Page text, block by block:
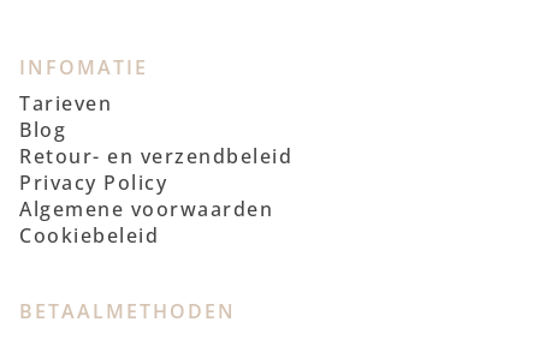
INFOMATIE
Tarieven
Blog
Retour- en verzendbeleid
Privacy Policy
Algemene voorwaarden
Cookiebeleid
BETAALMETHODEN